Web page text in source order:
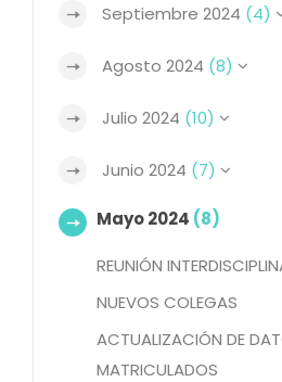
Septiembre 2024 (4)
Agosto 2024 (8)
Julio 2024 (10)
Junio 2024 (7)
Mayo 2024 (8)
REUNIÓN
NUEVOS COLEGAS
ACTUALIZACIÓN DE
MATRICULADOS